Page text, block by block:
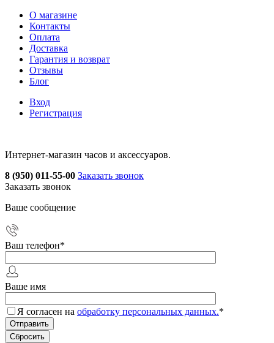
О магазине
Контакты
Оплата
Доставка
Гарантия и возврат
Отзывы
Блог
Вход
Регистрация
Интернет-магазин часов и аксессуаров.
8 (950) 011-55-00 Заказать звонок
Заказать звонок
Ваше сообщение
Ваш телефон*
Ваше имя
Я согласен на обработку персональных данных.*